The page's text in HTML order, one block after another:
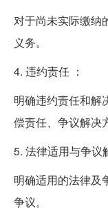
对于尚未实际缴纳
义务。
4. 违约责任 ：
明确违约责任和解
偿责任、争议解决
5. 法律适用与争议
明确适用的法律及
争议。